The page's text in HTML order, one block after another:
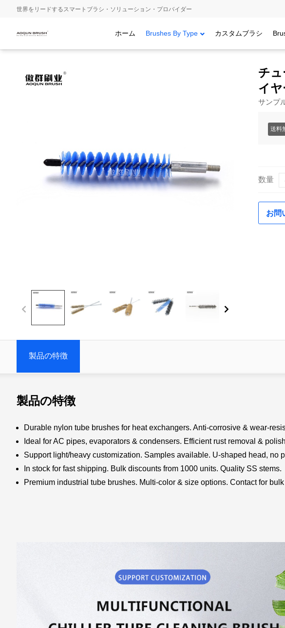
世界をリードするスマートブラシ・ソリューション・プロバイダー
ホーム Brushes By Type カスタムブラシ
チ
イ
サンプ
送料
数量
お問
製品の特徴
製品の特徴
Durable nylon tube brushes for heat exchangers. Anti-corrosive & wear-
Ideal for AC pipes, evaporators & condensers. Efficient rust removal &
Support light/heavy customization. Samples available. U-shaped head, no
In stock for fast shipping. Bulk discounts from 1000 units. Quality SS stems.
Premium industrial tube brushes. Multi-color & size options. Contact for